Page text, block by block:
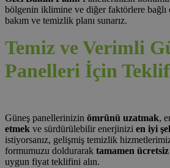
bölgenin iklimine ve diğer faktörlere bağlı
bakım ve temizlik planı sunarız.
Temiz ve Verimli
Panelleri İçin
Güneş panellerinizin ömrünü uzatmak,
etmek ve sürdürülebilir enerjinizi en iyi
istiyorsanız, gelişmiş temizlik
formumuzu doldurarak tamamen ücretsiz
uygun fiyat teklifini alın.